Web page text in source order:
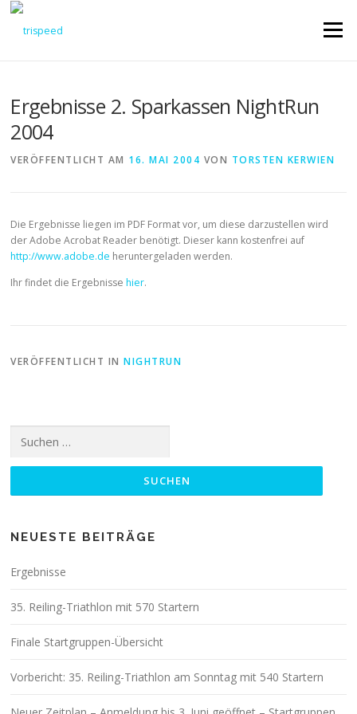
Direkt
Menü
Ergebnisse 2. Sparkassen NightRun
2004
VERÖFFENTLICHT AM 16. MAI 2004 VON TORSTEN KERWIEN
Die Ergebnisse liegen im PDF Format vor, um diese darzustellen wird
der Adobe Acrobat Reader benötigt. Dieser kann kostenfrei auf
http://www.adobe.de heruntergeladen werden.
Ihr findet die Ergebnissehier.
VERÖFFENTLICHT INNIGHTRUN
nach:
NEUESTE BEITRÄGE
Ergebnisse
35. Reiling-Triathlon mit 570 Startern
Finale Startgruppen-Übersicht
Vorbericht: 35. Reiling-Triathlon am Sonntag mit 540 Startern